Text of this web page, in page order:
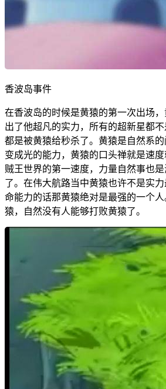
香波岛事件
在香波岛的时候是黄猿的第一次出场
出了他超凡的实力，所有的超新星都
都是被黄猿给秒杀了。黄猿是自然系
变成光的能力，黄猿的口头禅就是速
贼王世界的第一速度，力量自然事也
了。在伟大航路当中黄猿也许不是实
命能力的话那黄猿绝对是最强的一个
猿，自然没有人能够打败黄猿了。